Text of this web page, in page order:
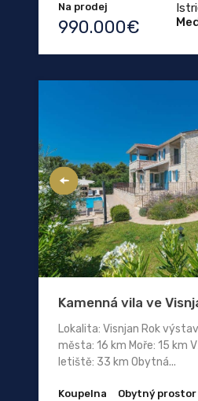
Na prodej
990.000€
Kamenná vila ve
Lokalita: Visnjan Rok
města: 16 km Moře: 15 km
letiště: 33 km Obytná...
Koupelna Obytný prostor